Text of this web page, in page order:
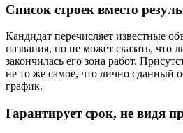
Список строек вместо
Кандидат перечисляет известные
названия, но не может сказать, что
закончилась его зона работ.
не то же самое, что лично сданный
график.
Гарантирует срок, не видя